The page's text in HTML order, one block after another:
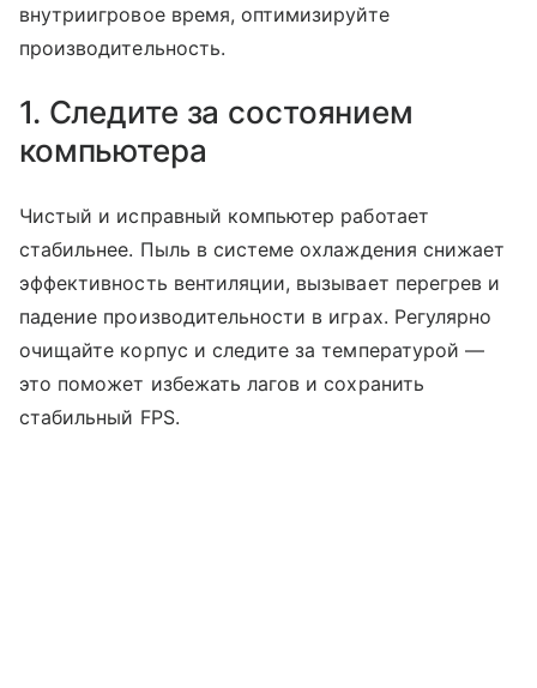
внутриигровое время, оптимизируйте
производительность.
1. Следите за состоянием
компьютера
Чистый и исправный компьютер работает
стабильнее. Пыль в системе охлаждения снижает
эффективность вентиляции, вызывает перегрев и
падение производительности в играх. Регулярно
очищайте корпус и следите за температурой —
это поможет избежать лагов и сохранить
стабильный FPS.